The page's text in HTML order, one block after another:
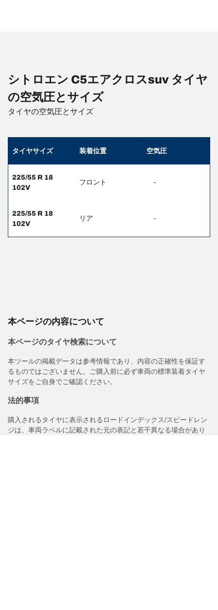
シトロエン C5エアクロスsuv タイヤ
の空気圧とサイズ
タイヤの空気圧とサイズ
タイヤサイズ 装着位置 空気圧
225/55 R 18
102V
フロント -
225/55 R 18
102V
リア -
本ページの内容について
本ページのタイヤ検索について
本ツールの掲載データは参考情報であり、内容の正確性を保証す
るものではございません。ご購入前に必ず車両の標準装着タイヤ
サイズをご自身でご確認ください。
法的事項
購入されるタイヤに表示されるロードインデックス/スピードレン
ジは、車両ラベルに記載された元の表記と若干異なる場合があり